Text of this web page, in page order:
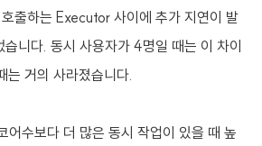
출하는 Executor 사이에 추가 지연이 발
니다. 동시 사용자가 4명일 때는 이 차이
는 거의 사라졌습니다.
어수보다 더 많은 동시 작업이 있을 때 높